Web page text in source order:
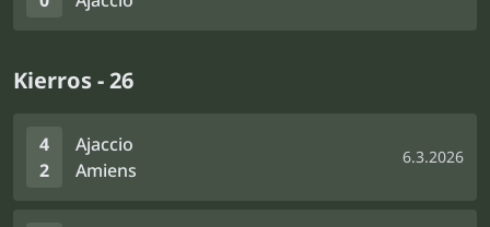
Kierros - 26
4
2
Ajaccio
Amiens
6.3.2026